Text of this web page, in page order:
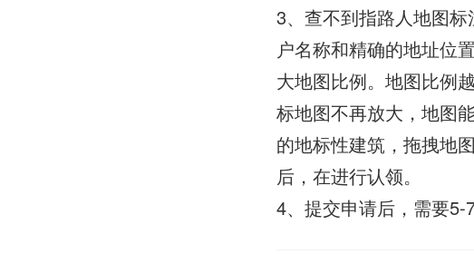
3、查不到指路人地图
户名称和精确的地址位
大地图比例。地图比例
标地图不再放大，地图
的地标性建筑，拖拽地
后，在进行认领。
4、提交申请后，需要5-